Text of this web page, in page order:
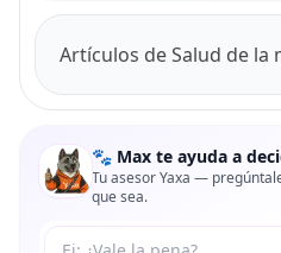
Artículos de Salud de la
🐾 Max te ayuda a
Tu asesor Yaxa —
que sea.
Tu pregunta a Max